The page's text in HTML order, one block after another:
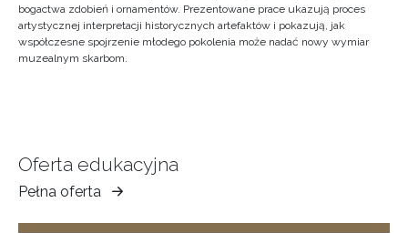
bogactwa zdobień i ornamentów. Prezentowane prace ukazują proces
artystycznej interpretacji historycznych artefaktów i pokazują, jak
współczesne spojrzenie młodego pokolenia może nadać nowy wymiar
muzealnym skarbom.
Oferta edukacyjna
Pełna oferta
Muzeum
Ziemi